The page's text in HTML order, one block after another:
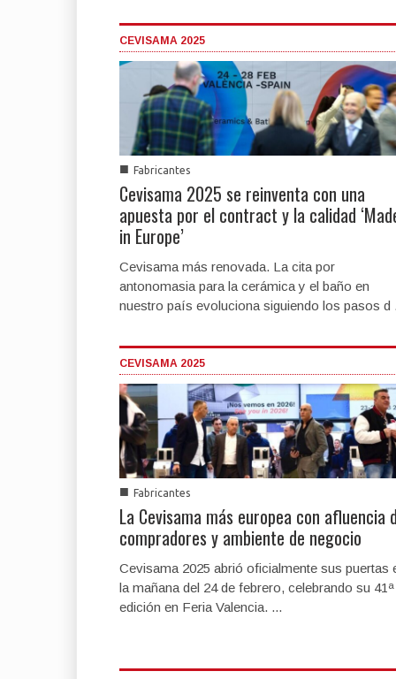
CEVISAMA 2025
■ Fabricantes
Cevisama 2025 se reinventa con una
apuesta por el contract y la calidad
in Europe’
Cevisama más renovada. La cita por
antonomasia para la cerámica y el baño en
nuestro país evoluciona siguiendo los pasos d
CEVISAMA 2025
■ Fabricantes
La Cevisama más europea con afluencia
compradores y ambiente de negocio
Cevisama 2025 abrió oficialmente sus puertas
la mañana del 24 de febrero, celebrando su 41ª
edición en Feria Valencia. ...